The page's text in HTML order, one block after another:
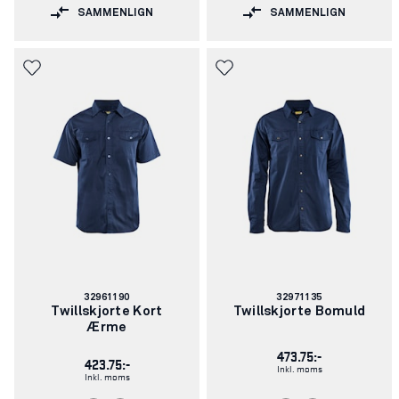
SAMMENLIGN SAMMENLIGN
Varenummer:
32961190
Twillskjorte Kort
Ærme
423.75:-
Inkl. moms
Varenummer:
32971135
Twillskjorte Bomuld
473.75:-
Inkl. moms